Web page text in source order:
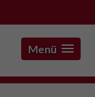
Menü